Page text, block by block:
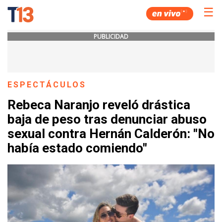
☰
PUBLICIDAD
ESPECTÁCULOS
Rebeca Naranjo reveló drástica
baja de peso tras denunciar abuso
sexual contra Hernán Calderón: "No
había estado comiendo"